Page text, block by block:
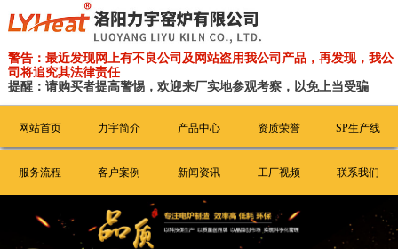
警告：最近发现网上有不良公司及网站盗用我公司产品，再发现，我公
司将追究其法律责任
提醒：请购买者提高警惕，欢迎来厂实地参观考察，以免上当受骗
网站首页 力宇简介 产品中心 资质荣誉 SP生产线
服务流程 客户案例 新闻资讯 工厂视频 联系我们